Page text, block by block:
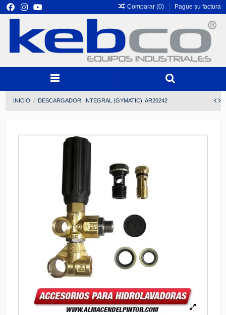
Comparar (0) Pague su factura
INICIO DESCARGADOR, INTEGRAL (GYMATIC), AR20242